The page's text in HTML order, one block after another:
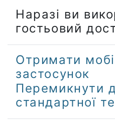
Наразі ви
гостьовий
Отримати
застосунок
Перемикнути
стандартної